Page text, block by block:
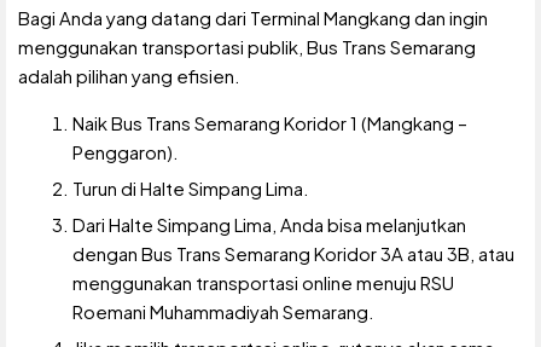
Bagi Anda yang datang dari Terminal Mangkang dan ingin
menggunakan transportasi publik, Bus Trans Semarang
adalah pilihan yang efisien.
Naik Bus Trans Semarang Koridor 1 (Mangkang –
Penggaron).
Turun di Halte Simpang Lima.
Dari Halte Simpang Lima, Anda bisa melanjutkan
dengan Bus Trans Semarang Koridor 3A atau 3B, atau
menggunakan transportasi online menuju RSU
Roemani Muhammadiyah Semarang.